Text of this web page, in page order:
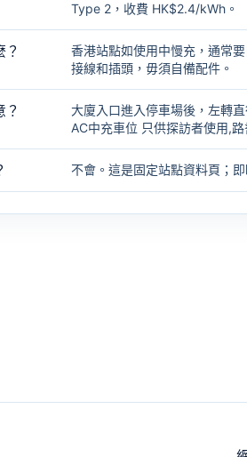
Type 2，收費 HK$2.4/kWh。
？ 香港站點如使用中慢充，通常
接線和插頭，毋須自備配件。
？
大廈入口進入停車場後，左轉
AC中充車位 只供探訪者使用,
不會。這是固定站點資料頁；